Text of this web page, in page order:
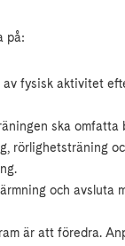
på:
av fysisk aktivitet
ska omfatta
rörlighetsträning
och avsluta
är att föredra.